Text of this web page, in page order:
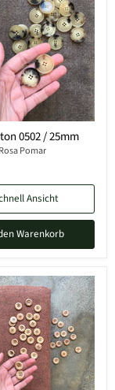
0502 / 25mm
Pomar
Ansicht
Warenkorb